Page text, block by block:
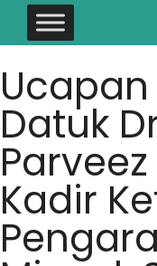
Ucapan
Datuk
Kadir